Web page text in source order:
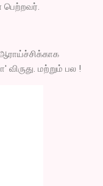
பெற்றவர்.
மற்றும் பல !